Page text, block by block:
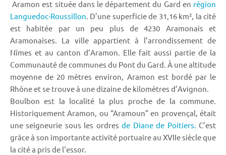
Aramon est située dans le département du Gard en région
Languedoc-Roussillon. D’une superficie de 31,16 km², la cité
est habitée par un peu plus de 4230 Aramonais et
Aramonaises. La ville appartient à l’arrondissement de
Nîmes et au canton d’Aramon. Elle fait aussi partie de la
Communauté de communes du Pont du Gard. À une altitude
moyenne de 20 mètres environ, Aramon est bordé par le
Rhône et se trouve à une dizaine de kilomètres d’Avignon.
Boulbon est la localité la plus proche de la commune.
Historiquement Aramon, ou “Aramoun” en provençal, était
une seigneurie sous les ordresde Diane de Poitiers. C’est
grâce à son importante activité portuaire au XVIIe siècle que
la cité a pris de l'essor.